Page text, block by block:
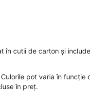
în cutii de carton și
pot varia în
în preț.